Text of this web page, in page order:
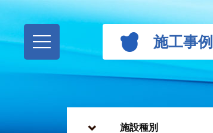
施工事例
施設種別